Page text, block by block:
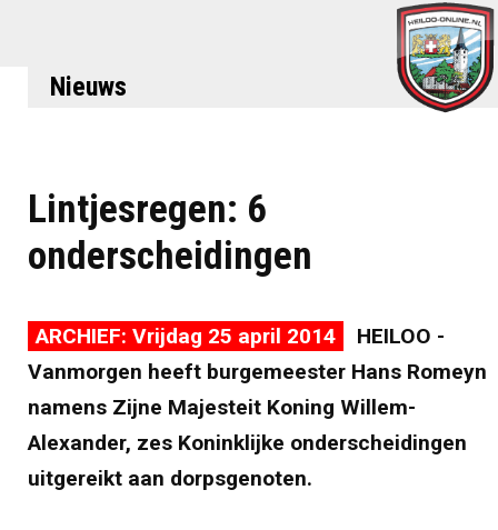
Nieuws
Lintjesregen: 6
onderscheidingen
ARCHIEF: Vrijdag 25 april 2014
HEILOO -
Vanmorgen heeft burgemeester Hans Romeyn
namens Zijne Majesteit Koning Willem-
Alexander, zes Koninklijke onderscheidingen
uitgereikt aan dorpsgenoten.